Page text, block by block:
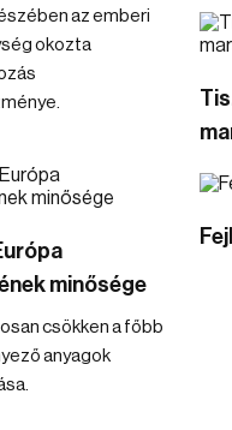
az emberi
okozta
minősége
csökken a főbb
anyagok